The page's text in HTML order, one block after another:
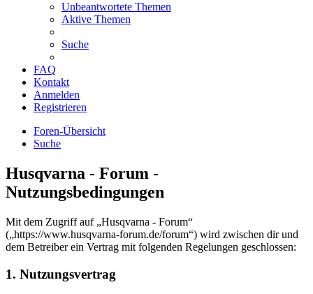
Unbeantwortete Themen
Aktive Themen
Suche
FAQ
Kontakt
Anmelden
Registrieren
Foren-Übersicht
Suche
Husqvarna - Forum -
Nutzungsbedingungen
Mit dem Zugriff auf „Husqvarna - Forum“
(„https://www.husqvarna-forum.de/forum“) wird zwischen dir und
dem Betreiber ein Vertrag mit folgenden Regelungen geschlossen:
1. Nutzungsvertrag